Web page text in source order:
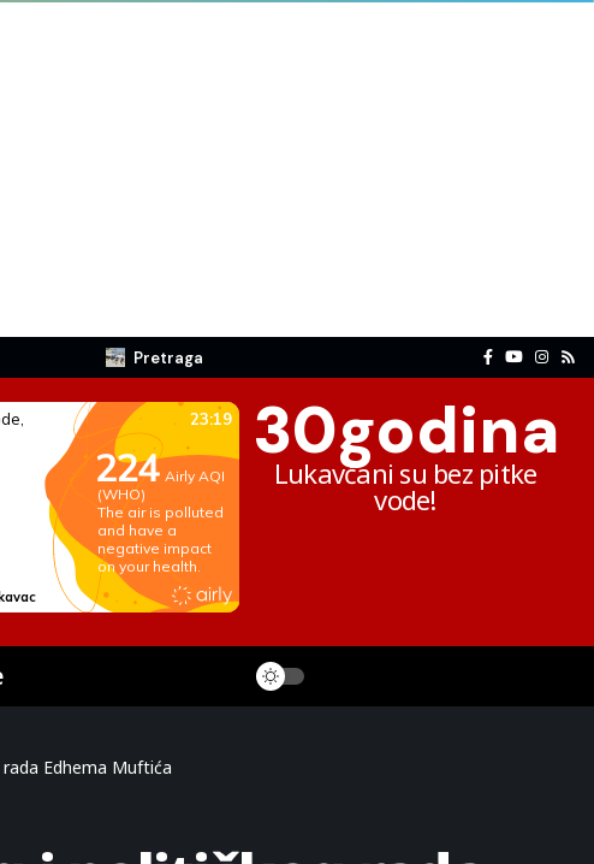
Pretraga
30godina
Lukavčani su bez pitke
vode!
Edhema Muftića